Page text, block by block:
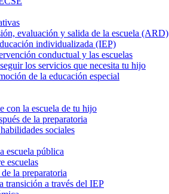
evaluación y salida de la escuela (ARD)
individualizada (IEP)
conductual y las escuelas
los servicios que necesita tu hijo
de la educación especial
con la escuela de tu hijo
de la preparatoria
sociales
escuela pública
escuelas
la preparatoria
transición a través del IEP